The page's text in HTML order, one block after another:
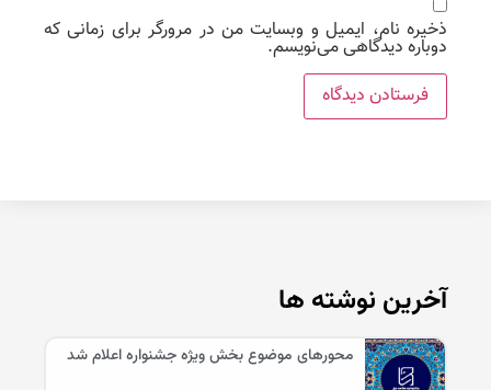
ذخیره نام، ایمیل و وبسایت من در مرورگر برای زمانی که
دوباره دیدگاهی می‌نویسم.
آخرین نوشته ها
محورهای موضوع بخش ویژه جشنواره اعلام شد